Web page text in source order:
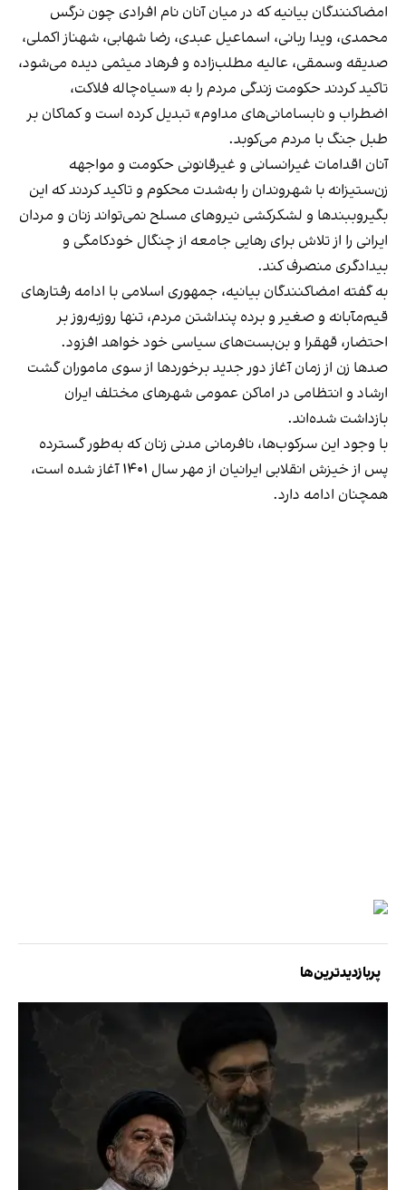
امضاکنندگان بیانیه که در میان آنان نام افرادی چون نرگس
محمدی، ویدا ربانی، اسماعیل عبدی، رضا شهابی، شهناز اکملی،
صدیقه وسمقی، عالیه مطلب‌زاده و فرهاد میثمی دیده می‌شود،
تاکید کردند حکومت زندگی مردم را به «سیاه‌چاله فلاکت،
اضطراب و نابسامانی‌های مداوم» تبدیل کرده است و کماکان بر
طبل جنگ با مردم می‌کوبد.
آنان اقدامات غیرانسانی و غیرقانونی حکومت و مواجهه
زن‌ستیزانه با شهروندان را به‌شدت محکوم و تاکید کردند که این
بگیروببندها و لشکرکشی نیروهای مسلح نمی‌تواند زنان و مردان
ایرانی را از تلاش برای رهایی جامعه از چنگال خودکامگی و
بیدادگری منصرف کند.
به گفته امضاکنندگان بیانیه، جمهوری اسلامی با ادامه‌ رفتارهای
قیم‌مآبانه و صغیر و برده پنداشتن مردم، تنها روزبه‌روز بر
احتضار، قهقرا و بن‌بست‌های سیاسی خود خواهد افزود.
صدها زن از زمان آغاز دور جدید برخوردها از سوی ماموران گشت
ارشاد و انتظامی در اماکن عمومی شهرهای مختلف ایران
بازداشت شده‌اند.
با وجود این سرکوب‌ها، نافرمانی مدنی زنان که به‌طور گسترده
پس از خیزش انقلابی ایرانیان از مهر سال ۱۴۰۱ آغاز شده است،
همچنان ادامه دارد.
پربازدیدترین‌ها